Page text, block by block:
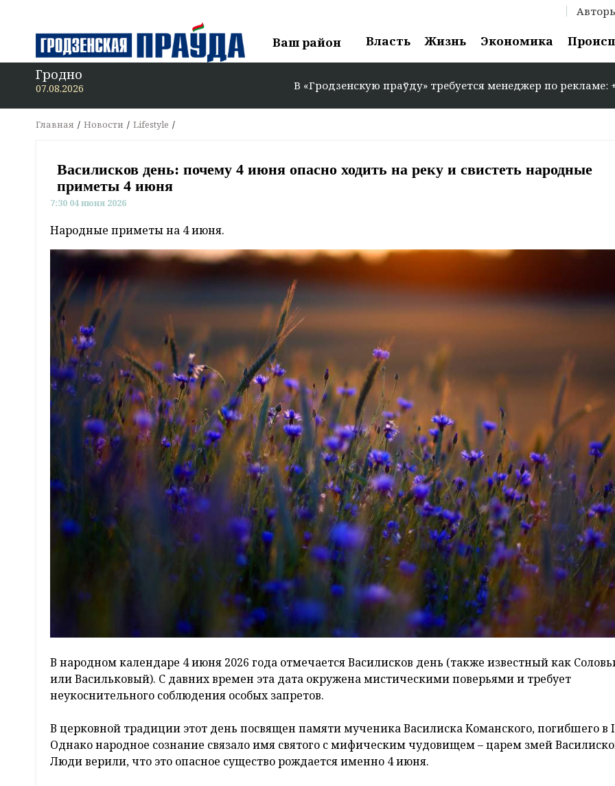
Ваш район Власть Жизнь Экономика
Гродно
07.08.2026 В «Гродзенскую праўду» требуется менеджер по рекламе: +375 29
Главная Новости Lifestyle
Василисков день: почему 4 июня опасно ходить на реку и свистеть народные
приметы 4 июня
7:30 04 июня 2026
Народные приметы на 4 июня.
В народном календаре 4 июня 2026 года отмечается Василисков день (также известный как
или Васильковый). С давних времен эта дата окружена мистическими поверьями и требует
неукоснительного соблюдения особых запретов.
В церковной традиции этот день посвящен памяти мученика Василиска Команского, погибшего в
Однако народное сознание связало имя святого с мифическим чудовищем – царем змей
Люди верили, что это опасное существо рождается именно 4 июня.